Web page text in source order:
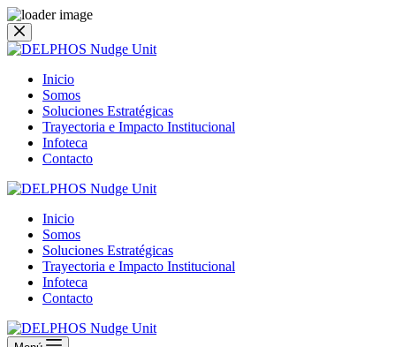
Saltar
al
Inicio
Somos
Soluciones Estratégicas
Trayectoria e Impacto Institucional
Infoteca
Contacto
Inicio
Somos
Soluciones Estratégicas
Trayectoria e Impacto Institucional
Infoteca
Contacto